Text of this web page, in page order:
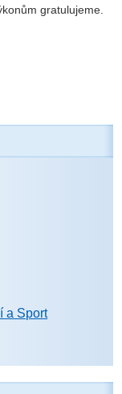
gratulujeme.
a Sport